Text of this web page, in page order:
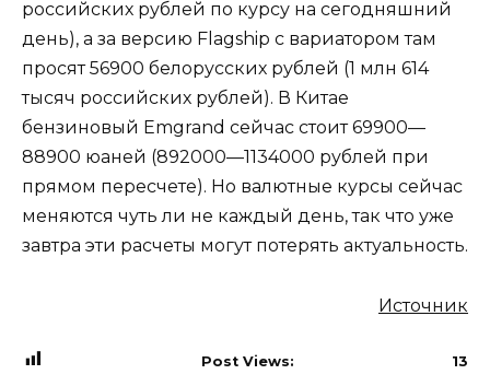
российских рублей по курсу на сегодняшний
день), а за версию Flagship с вариатором там
просят 56900 белорусских рублей (1 млн 614
тысяч российских рублей). В Китае
бензиновый Emgrand сейчас стоит 69900—
88900 юаней (892000—1134000 рублей при
прямом пересчете). Но валютные курсы сейчас
меняются чуть ли не каждый день, так что уже
завтра эти расчеты могут потерять актуальность.
Источник
Post Views: 13